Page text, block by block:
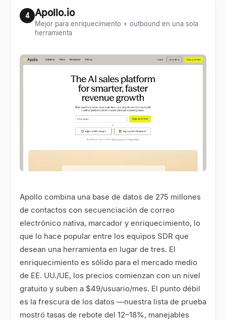
4 Apollo.io
Mejor para enriquecimiento + outbound en una sola
herramienta
Apollo combina una base de datos de 275 millones
de contactos con secuenciación de correo
electrónico nativa, marcador y enriquecimiento, lo
que lo hace popular entre los equipos SDR que
desean una herramienta en lugar de tres. El
enriquecimiento es sólido para el mercado medio
de EE. UU./UE, los precios comienzan con un nivel
gratuito y suben a $49/usuario/mes. El punto débil
es la frescura de los datos —nuestra lista de prueba
mostró tasas de rebote del 12–18%, manejables